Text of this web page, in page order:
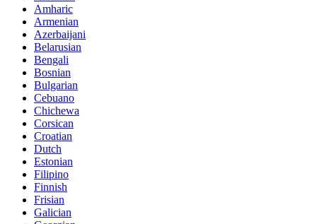
Amharic
Armenian
Azerbaijani
Belarusian
Bengali
Bosnian
Bulgarian
Cebuano
Chichewa
Corsican
Croatian
Dutch
Estonian
Filipino
Finnish
Frisian
Galician